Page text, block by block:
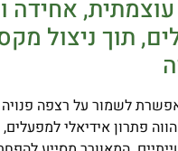
עוצמתית, אחידה
תוך ניצול
לשמור על רצפה פנויה
פתרון אידיאלי